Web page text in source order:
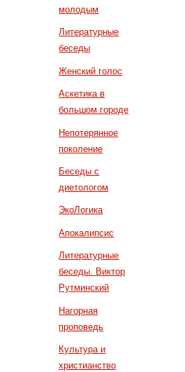
молодым
Литературные
беседы
Женский голос
Аскетика в
большом городе
Непотерянное
поколение
Беседы с
диетологом
ЭкоЛогика
Апокалипсис
Литературные
беседы. Виктор
Рутминский
Нагорная
проповедь
Культура и
христианство